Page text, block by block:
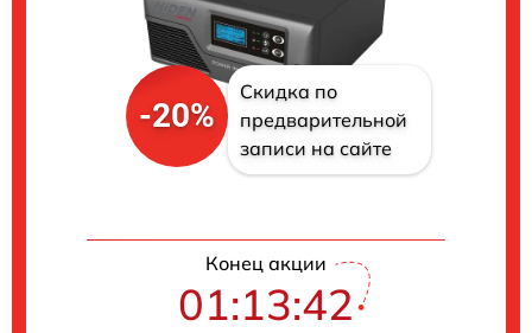
-20%
Скидка по
предварительной
записи на сайте
Конец акции
01:13:42